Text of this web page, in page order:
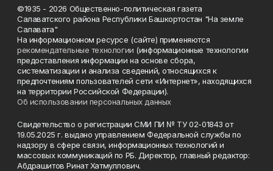
©1935 - 2026 Общественно-политическая газета
Салаватского района Республики Башкортостан "На земле
Салавата"
На информационном ресурсе (сайте) применяются
рекомендательные технологии (информационные технологии
предоставления информации на основе сбора,
систематизации и анализа сведений, относящихся к
предпочтениям пользователей сети «Интернет», находящихся
на территории Российской Федерации).
Об использовании персональных данных
Свидетельство о регистрации СМИ ПИ № ТУ 02-01843 от
19.05.2025 г. выдано управлением Федеральной службы по
надзору в сфере связи, информационных технологий и
массовых коммуникаций по РБ. Директор, главный редактор:
Абдрашитов Ринат Хатмуллович.